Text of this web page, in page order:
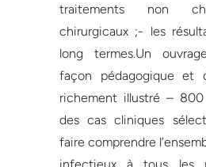
traitements non
chirurgicaux ;- les
long termes.Un
façon pédagogique et
richement illustré –
des cas cliniques
faire comprendre